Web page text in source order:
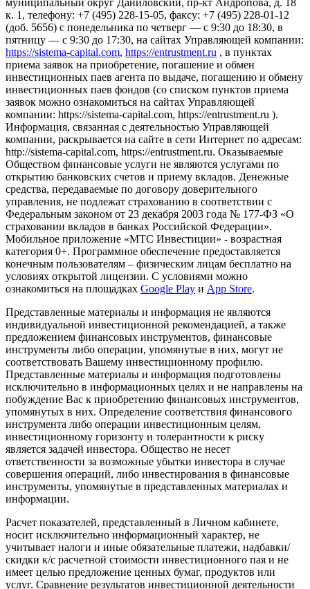
муниципальный округ Даниловский, пр-кт Андропова, д. 18
к. 1, телефону: +7 (495) 228-15-05, факсу: +7 (495) 228-01-12
(доб. 5656) с понедельника по четверг — c 9:30 до 18:30, в
пятницу — с 9:30 до 17:30, на сайтах Управляющей компании:
https://sistema-capital.com, https://entrustment.ru , в пунктах
приема заявок на приобретение, погашение и обмен
инвестиционных паев агента по выдаче, погашению и обмену
инвестиционных паев фондов (со списком пунктов приема
заявок можно ознакомиться на сайтах Управляющей
компании: https://sistema-capital.com, https://entrustment.ru ).
Информация, связанная с деятельностью Управляющей
компании, раскрывается на сайте в сети Интернет по адресам:
http://sistema-capital.com, https://entrustment.ru. Оказываемые
Обществом финансовые услуги не являются услугами по
открытию банковских счетов и приему вкладов. Денежные
средства, передаваемые по договору доверительного
управления, не подлежат страхованию в соответствии с
Федеральным законом от 23 декабря 2003 года № 177-ФЗ «О
страховании вкладов в банках Российской Федерации».
Мобильное приложение «МТС Инвестиции» - возрастная
категория 0+. Программное обеспечение предоставляется
конечным пользователям – физическим лицам бесплатно на
условиях открытой лицензии. С условиями можно
ознакомиться на площадках Google Play и App Store.
Представленные материалы и информация не являются
индивидуальной инвестиционной рекомендацией, а также
предложением финансовых инструментов, финансовые
инструменты либо операции, упомянутые в них, могут не
соответствовать Вашему инвестиционному профилю.
Представленные материалы и информация подготовлены
исключительно в информационных целях и не направлены на
побуждение Вас к приобретению финансовых инструментов,
упомянутых в них. Определение соответствия финансового
инструмента либо операции инвестиционным целям,
инвестиционному горизонту и толерантности к риску
является задачей инвестора. Общество не несет
ответственности за возможные убытки инвестора в случае
совершения операций, либо инвестирования в финансовые
инструменты, упомянутые в представленных материалах и
информации.
Расчет показателей, представленный в Личном кабинете,
носит исключительно информационный характер, не
учитывает налоги и иные обязательные платежи, надбавки/
скидки к/с расчетной стоимости инвестиционного пая и не
имеет целью предложение ценных бумаг, продуктов или
услуг. Сравнение результатов инвестиционной деятельности